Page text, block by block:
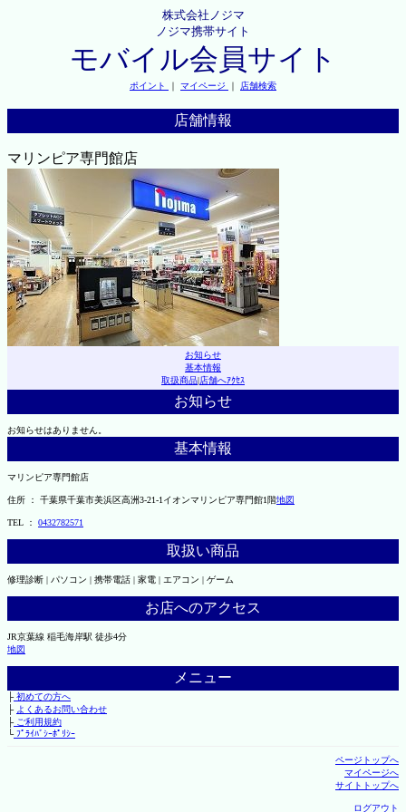
株式会社ノジマ
ノジマ携帯サイト
モバイル会員サイト
ポイント ｜ マイページ ｜ 店舗検索
店舗情報
マリンピア専門館店
お知らせ
基本情報
取扱商品|店舗へｱｸｾｽ
お知らせ
お知らせはありません。
基本情報
マリンピア専門館店
住所 ： 千葉県千葉市美浜区高洲3-21-1イオンマリンピア専門館1階地図
TEL ： 0432782571
取扱い商品
修理診断 | パソコン | 携帯電話 | 家電 | エアコン | ゲーム
お店へのアクセス
JR京葉線 稲毛海岸駅 徒歩4分
地図
メニュー
├初めての方へ
├ よくあるお問い合わせ
├ご利用規約
└ﾌﾟﾗｲﾊﾞｼｰﾎﾟﾘｼｰ
ページトップへ
マイページへ
サイトトップへ
ログアウト